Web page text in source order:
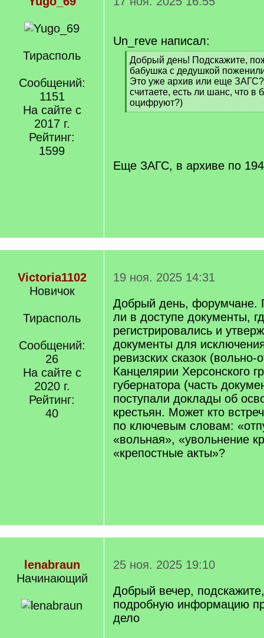
Тирасполь
Сообщений:
1151
На сайте с
2017 г.
Рейтинг:
1599
Un_reve написал:
[
q
]
Добрый день! Подскажите,
бабушка с дедушкой
Это уже архив или еще ЗАГС?
считаете, есть ли шанс, что
оцифруют?)
[
Еще ЗАГС, в архиве по
Victoria1102
Новичок
Тирасполь
Сообщений:
26
На сайте с
2020 г.
Рейтинг:
40
19 ноя. 2025 14:31
Добрый день, форумчане.
ли в доступе документы,
регистрировались и
документы для
ревизских сказок
Канцелярии Херсонского
губернатора (часть
поступали доклады об
крестьян. Может кто
по ключевым словам:
«вольная», «увольнение
«крепостные акты»?
lenabraun
Начинающий
25 ноя. 2025 19:10
Добрый вечер,
подробную информацию
дело